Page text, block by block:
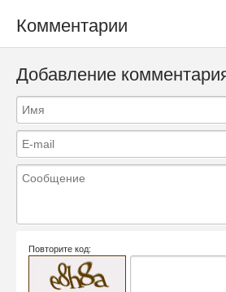
Комментарии
Добавление
Повторите код: